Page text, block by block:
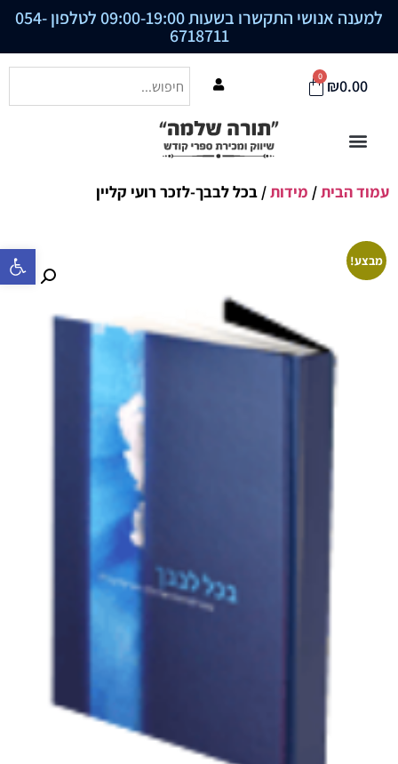
פתח סרגל
למענה אנושי התקשרו בשעות 09:00-19:00 לטלפון 054-
6718711
₪0.00
0
עמוד הבית/ מידות/ בכל לבבך-לזכר רועי קליין
מבצע!